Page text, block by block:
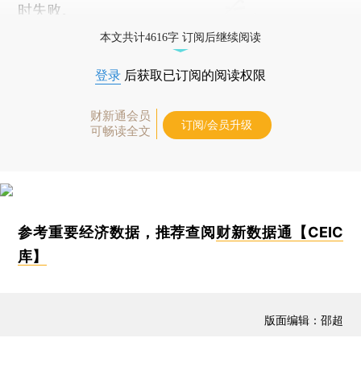
时失败。
本文共计4616字 订阅后继续阅读
登录 后获取已订阅的阅读权限
财新通会员
可畅读全文
订阅/会员升级
参考重要经济数据，推荐查阅 财新数据通【CEIC
库】
版面编辑：邵超